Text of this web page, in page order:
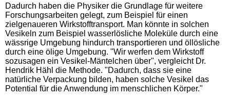
Dadurch haben die Physiker die Grundlage für weitere
Forschungsarbeiten gelegt, zum Beispiel für einen
zielgenaueren Wirkstofftransport. Man könnte in solchen
Vesikeln zum Beispiel wasserlösliche Moleküle durch eine
wässrige Umgebung hindurch transportieren und öllösliche
durch eine ölige Umgebung. "Wir werfen dem Wirkstoff
sozusagen ein Vesikel-Mäntelchen über", vergleicht Dr.
Hendrik Hähl die Methode. "Dadurch, dass sie eine
natürliche Verpackung bilden, haben solche Vesikel das
Potential für die Anwendung im menschlichen Körper."